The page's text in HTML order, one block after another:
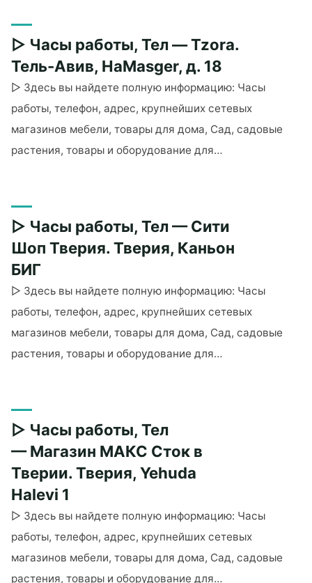
работы,
Тел
— Simply
Wood
Авив).
Тель-
Авив,
д.
57"
▷ Часы работы, Тел — Tzora.
Тель-Авив, HaMasger, д. 18
▷ Здесь вы найдете полную информацию: Часы
работы, телефон, адрес, крупнейших сетевых
магазинов мебели, товары для дома, Сад, садовые
растения, товары и оборудование для…
работы,
Тел
— Tzora.
Тель-
HaMasger,
д.
18"
▷ Часы работы, Тел — Сити
Шоп Тверия. Тверия, Каньон
БИГ
▷ Здесь вы найдете полную информацию: Часы
работы, телефон, адрес, крупнейших сетевых
магазинов мебели, товары для дома, Сад, садовые
растения, товары и оборудование для…
работы,
Тел
— Сити
Шоп
Тверия.
Тверия,
Каньон
БИГ"
▷ Часы работы, Тел
— Магазин МАКС Сток в
Тверии. Тверия, Yehuda
Halevi 1
▷ Здесь вы найдете полную информацию: Часы
работы, телефон, адрес, крупнейших сетевых
магазинов мебели, товары для дома, Сад, садовые
растения, товары и оборудование для…